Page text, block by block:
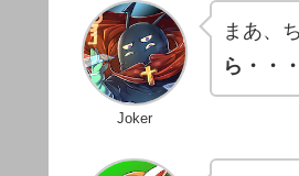
Joker
まあ、
ら・・・